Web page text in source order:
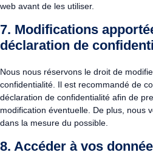
web avant de les utiliser.
7. Modifications
déclaration de
Nous nous réservons le droit de
confidentialité. Il est recommandé de
déclaration de confidentialité afin de
modification éventuelle. De plus, nous
dans la mesure du possible.
8. Accéder à vos